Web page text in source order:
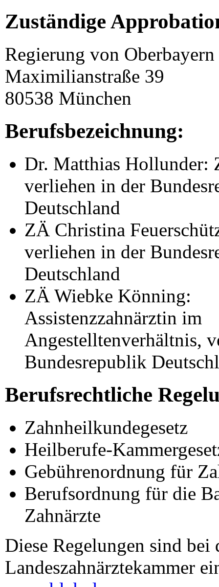
Zuständige
Regierung von Oberbayern
Maximilianstraße 39
80538 München
Berufsbezeichnung:
Dr. Matthias Hollunder:
verliehen in der
Deutschland
ZÄ Christina
verliehen in der
Deutschland
ZÄ Wiebke Könning:
Assistenzzahnärztin im
Angestelltenverhältnis,
Bundesrepublik
Berufsrechtliche
Zahnheilkundegesetz
Heilberufe-
Gebührenordnung für
Berufsordnung für die
Zahnärzte
Diese Regelungen sind bei
Landeszahnärztekammer